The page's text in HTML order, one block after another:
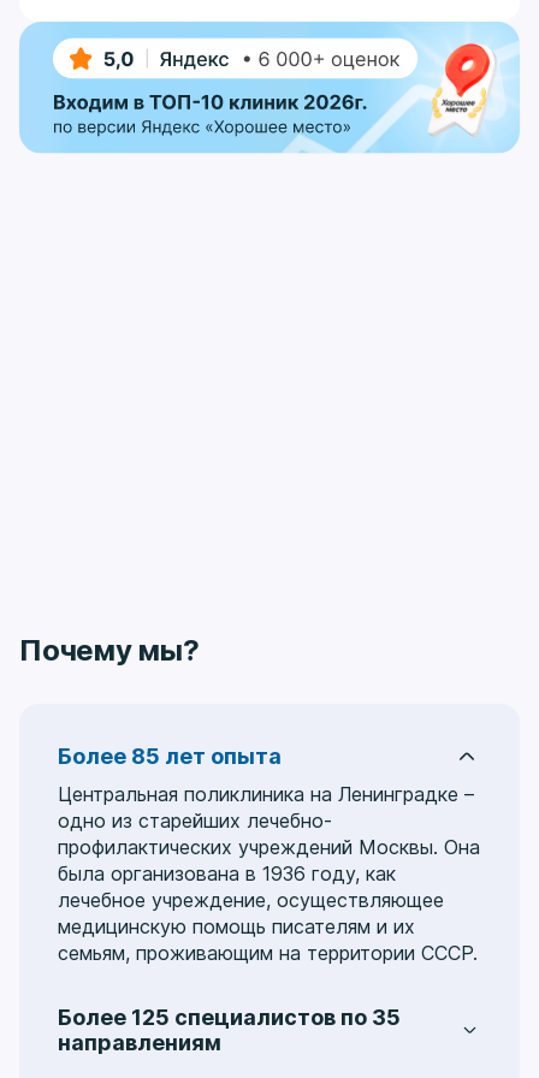
Почему мы?
Более 85 лет опыта
Центральная поликлиника на Ленинградке –
одно из старейших лечебно-
профилактических учреждений Москвы. Она
была организована в 1936 году, как
лечебное учреждение, осуществляющее
медицинскую помощь писателям и их
семьям, проживающим на территории СССР.
Более 125 специалистов по 35
направлениям